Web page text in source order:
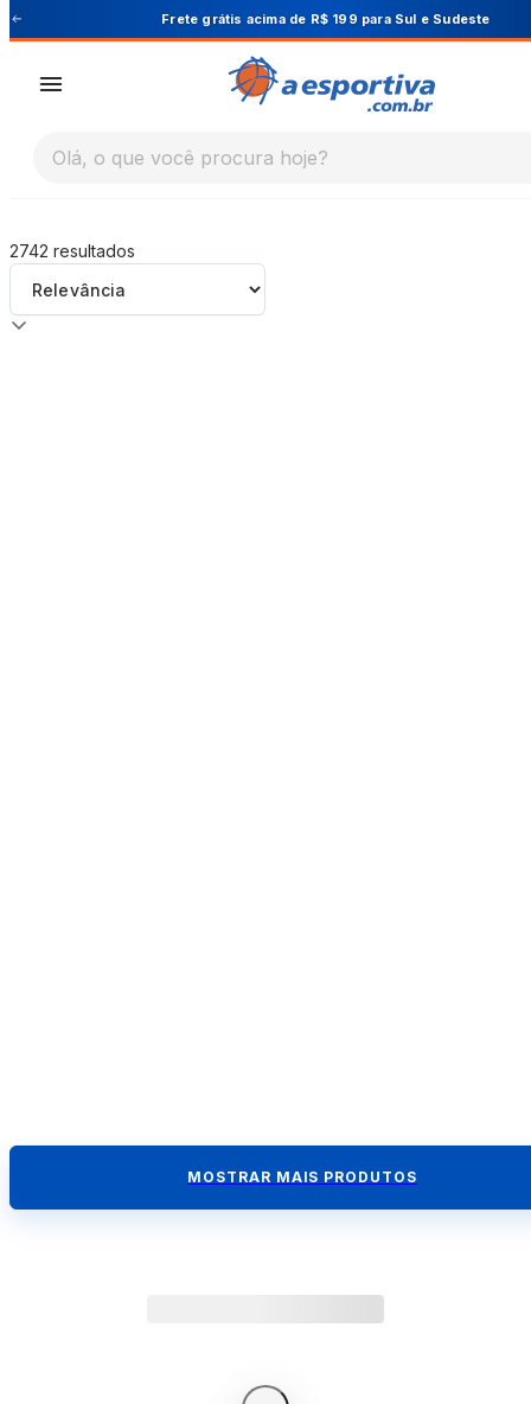
A Esportiva Frete grátis acima de R$ 199 para Sul e Sudeste
Olá, o que você procura hoje?
2742 resultados
MOSTRAR MAIS PRODUTOS